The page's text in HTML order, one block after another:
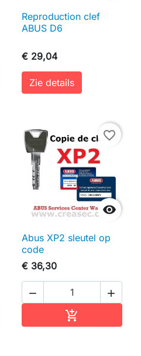
Reproduction clef
ABUS D6
€ 29,04
Zie details

favorite_border
Abus XP2 sleutel op
code
€ 36,30
 
